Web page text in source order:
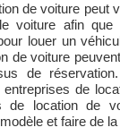
de voiture peut
voiture afin
louer un
de voiture
de
de
location de
et faire de